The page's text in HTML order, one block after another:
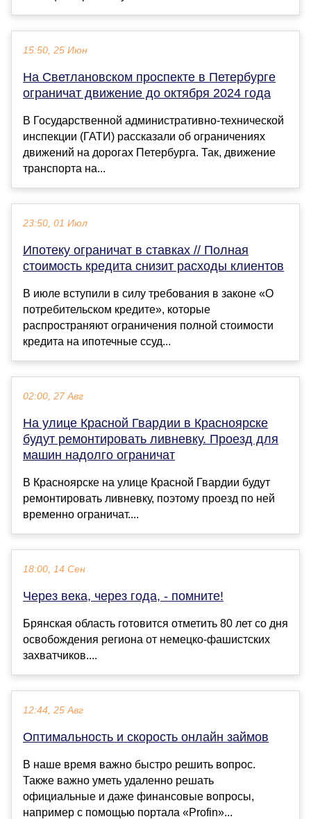
15:50, 25 Июн
На Светлановском проспекте в Петербурге
ограничат движение до октября 2024 года
В Государственной административно-технической
инспекции (ГАТИ) рассказали об ограничениях
движений на дорогах Петербурга. Так, движение
транспорта на...
23:50, 01 Июл
Ипотеку ограничат в ставках // Полная
стоимость кредита снизит расходы клиентов
В июле вступили в силу требования в законе «О
потребительском кредите», которые
распространяют ограничения полной стоимости
кредита на ипотечные ссуд...
02:00, 27 Авг
На улице Красной Гвардии в Красноярске
будут ремонтировать ливневку. Проезд для
машин надолго ограничат
В Красноярске на улице Красной Гвардии будут
ремонтировать ливневку, поэтому проезд по ней
временно ограничат....
18:00, 14 Сен
Через века, через года, - помните!
Брянская область готовится отметить 80 лет со дня
освобождения региона от немецко-фашистских
захватчиков....
12:44, 25 Авг
Оптимальность и скорость онлайн займов
В наше время важно быстро решить вопрос.
Также важно уметь удаленно решать
официальные и даже финансовые вопросы,
например с помощью портала «Profin»...